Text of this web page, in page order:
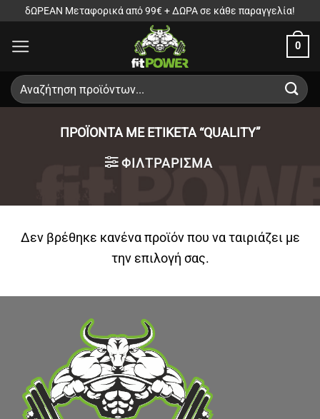
Μετάβαση
περιεχόμενο
δΩΡΕΑΝ Μεταφορικά από 99€ + ΔΩΡΑ σε κάθε παραγγελία!
0
Αναζήτηση
για:
ΠΡΟΪΌΝΤΑ ΜΕ ΕΤΙΚΈΤΑ “QUALITY”
ΦΙΛΤΡΆΡΙΣΜΑ
Δεν βρέθηκε κανένα προϊόν που να ταιριάζει με
την επιλογή σας.